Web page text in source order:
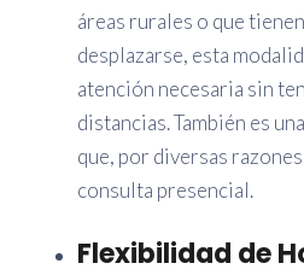
áreas rurales o que
desplazarse, esta
atención necesaria sin
distancias. También es
que, por diversas
consulta presencial.
Flexibilidad de